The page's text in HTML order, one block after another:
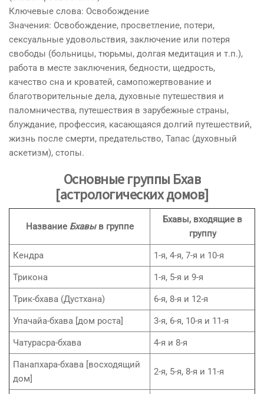
Ключевые слова: Освобождение
Значения: Освобождение, просветление, потери,
сексуальные удовольствия, заключение или потеря
свободы (больницы, тюрьмы, долгая медитация и т.п.),
работа в месте заключения, бедности, щедрость,
качество сна и кроватей, самопожертвование и
благотворительные дела, духовные путешествия и
паломничества, путешествия в зарубежные страны,
блуждание, профессия, касающаяся долгий путешествий,
жизнь после смерти, предательство, Тапас (духовный
аскетизм), стопы.
Основные группы Бхав
[астрологических домов]
Название Бхавыв группе
Бхавы, входящие в
группу
Кендра 1-я, 4-я, 7-я и 10-я
Трикона 1-я, 5-я и 9-я
Трик-бхaва (Дустхaна) 6-я, 8-я и 12-я
Упачайа-бхaва [дом роста] 3-я, 6-я, 10-я и 11-я
Чатурасра-бхaва 4-я и 8-я
Панапхара-бхaва [восходящий
дом]
2-я, 5-я, 8-я и 11-я